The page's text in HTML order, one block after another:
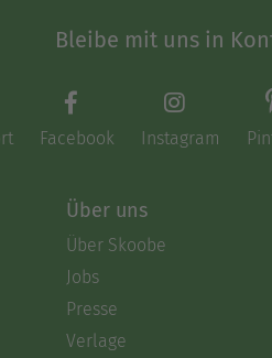
Bleibe mit uns in
Facebook Instagram
Über uns
Über Skoobe
Jobs
Presse
Verlage